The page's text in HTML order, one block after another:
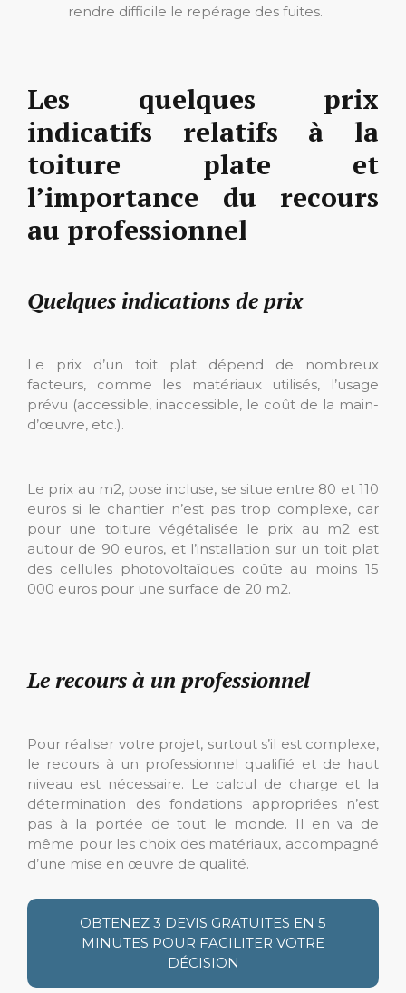
rendre difficile le repérage des fuites.
Les quelques prix
indicatifs relatifs à la
toiture plate et
l’importance du recours
au professionnel
Quelques indications de prix
Le prix d’un toit plat dépend de nombreux
facteurs, comme les matériaux utilisés, l’usage
prévu (accessible, inaccessible, le coût de la main-
d’œuvre, etc.).
Le prix au m2, pose incluse, se situe entre 80 et 110
euros si le chantier n’est pas trop complexe, car
pour une toiture végétalisée le prix au m2 est
autour de 90 euros, et l’installation sur un toit plat
des cellules photovoltaïques coûte au moins 15
000 euros pour une surface de 20 m2.
Le recours à un professionnel
Pour réaliser votre projet, surtout s’il est complexe,
le recours à un professionnel qualifié et de haut
niveau est nécessaire. Le calcul de charge et la
détermination des fondations appropriées n’est
pas à la portée de tout le monde. Il en va de
même pour les choix des matériaux, accompagné
d’une mise en œuvre de qualité.
OBTENEZ 3 DEVIS GRATUITES EN 5
MINUTES POUR FACILITER VOTRE
DÉCISION